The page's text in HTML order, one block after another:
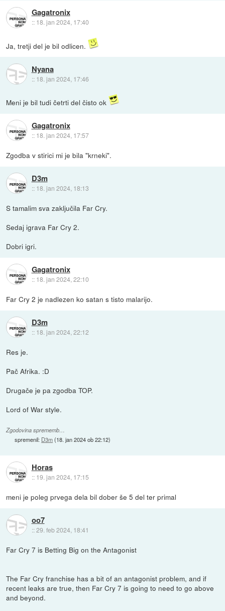
Gagatronix
:: 18. jan 2024, 17:40
Ja, tretji del je bil odlicen.
Nyana
:: 18. jan 2024, 17:46
Meni je bil tudi četrti del čisto ok
Gagatronix
:: 18. jan 2024, 17:57
Zgodba v stirici mi je bila "krneki".
D3m
:: 18. jan 2024, 18:13
S tamalim sva zaključila Far Cry.
Sedaj igrava Far Cry 2.
Dobri igri.
Gagatronix
:: 18. jan 2024, 22:10
Far Cry 2 je nadlezen ko satan s tisto malarijo.
D3m
:: 18. jan 2024, 22:12
Res je.
Pač Afrika. :D
Drugače je pa zgodba TOP.
Lord of War style.
Zgodovina sprememb…
spremenil: D3m(18. jan 2024 ob 22:12)
Horas
:: 19. jan 2024, 17:15
meni je poleg prvega dela bil dober še 5 del ter primal
oo7
::29. feb 2024, 18:41
Far Cry 7 is Betting Big on the Antagonist
The Far Cry franchise has a bit of an antagonist problem, and if
recent leaks are true, then Far Cry 7 is going to need to go above
and beyond.